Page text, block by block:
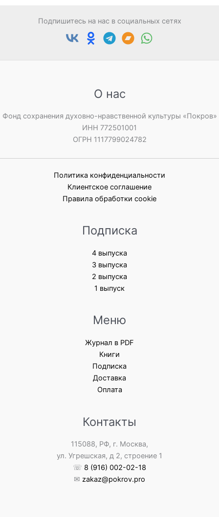
Подпишитесь на нас в социальных сетях
О нас
Фонд сохранения духовно-нравственной культуры «Покров»
ИНН 772501001
ОГРН 1117799024782
Политика конфиденциальности
Клиентское соглашение
Правила обработки cookie
Подписка
4 выпуска
3 выпуска
2 выпуска
1 выпуск
Меню
Журнал в PDF
Книги
Подписка
Доставка
Оплата
Контакты
115088, РФ, г. Москва,
ул. Угрешская, д 2, строение 1
☏ 8 (916) 002-02-18
✉ zakaz@pokrov.pro